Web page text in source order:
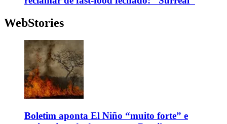
WebStories
Boletim aponta El Niño “muito forte” e